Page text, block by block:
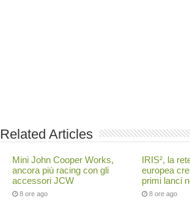
Related Articles
Mini John Cooper Works,
ancora più racing con gli
accessori JCW
8 ore ago
IRIS², la
europea
primi lanci
8 ore ago